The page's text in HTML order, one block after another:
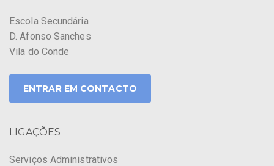
Escola Secundária
D. Afonso Sanches
Vila do Conde
ENTRAR EM CONTACTO
LIGAÇÕES
Serviços Administrativos